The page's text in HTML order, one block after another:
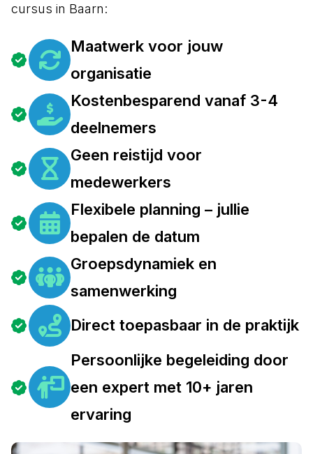
cursus in Baarn:
Maatwerk voor jouw
organisatie
Kostenbesparend vanaf 3-4
deelnemers
Geen reistijd voor
medewerkers
Flexibele planning – jullie
bepalen de datum
Groepsdynamiek en
samenwerking
Direct toepasbaar in de praktijk
Persoonlijke begeleiding door
een expert met 10+ jaren
ervaring